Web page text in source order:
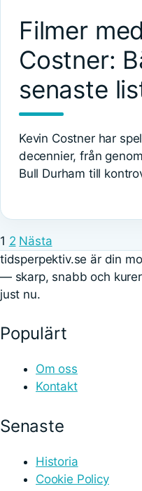
Filmer
Costner:
senaste
Kevin Costner har
decennier, från
Bull Durham till
1 2 Nästa
tidsperpektiv.se är din
— skarp, snabb och
just nu.
Populärt
Om oss
Kontakt
Senaste
Historia
Cookie Policy